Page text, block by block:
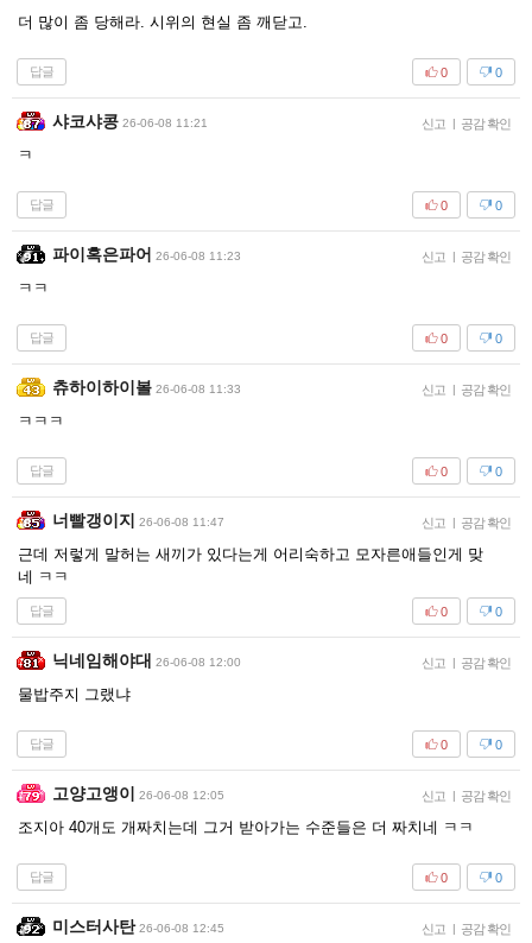
더 많이 좀 당해라. 시위의 현실 좀 깨닫고.
답글 0
0
샤코샤콩 26-06-08 11:21 신고 | 공감 확인
ㅋ
답글 0
0
파이혹은파어 26-06-08 11:23 신고 | 공감 확인
ㅋㅋ
답글 0
0
츄하이하이볼 26-06-08 11:33 신고 | 공감 확인
ㅋㅋㅋ
답글 0
0
너빨갱이지 26-06-08 11:47 신고 | 공감 확인
근데 저렇게 말허는 새끼가 있다는게 어리숙하고 모자른애들인게 맞
네 ㅋㅋ
답글 0
0
닉네임해야대 26-06-08 12:00 신고 | 공감 확인
물밥주지 그랬냐
답글 0
0
고양고앵이 26-06-08 12:05 신고 | 공감 확인
조지아 40개도 개짜치는데 그거 받아가는 수준들은 더 짜치네 ㅋㅋ
답글 0
0
미스터사탄 26-06-08 12:45 신고 | 공감 확인